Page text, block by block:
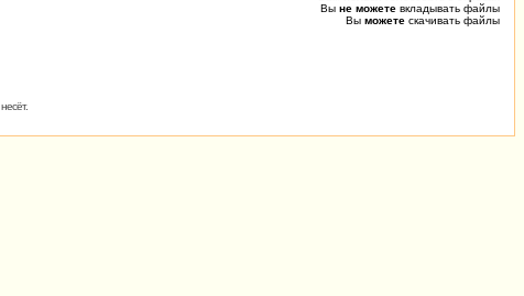
Вы не можете вкладывать файлы
Вы можете скачивать файлы